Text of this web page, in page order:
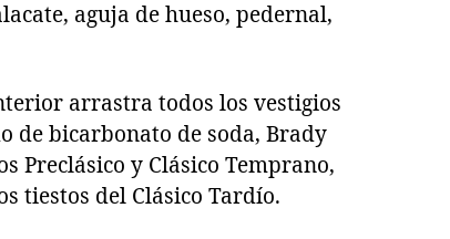
aguja de hueso, pedernal,
arrastra todos los vestigios
de bicarbonato de soda, Brady
Preclásico y Clásico Temprano,
tiestos del Clásico Tardío.